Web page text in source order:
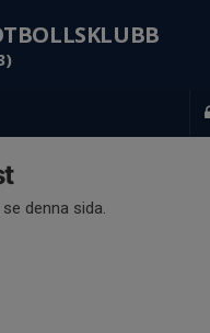
denna sida.